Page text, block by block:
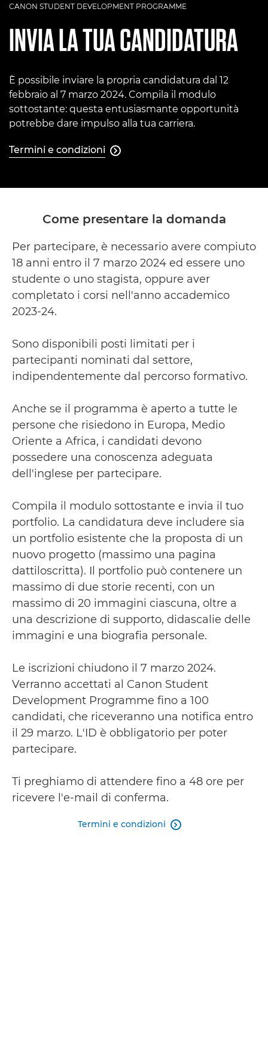
CANON STUDENT DEVELOPMENT PROGRAMME
INVIA LA TUA CANDIDATURA
È possibile inviare la propria candidatura dal 12
febbraio al 7 marzo 2024. Compila il modulo
sottostante: questa entusiasmante opportunità
potrebbe dare impulso alla tua carriera.
Termini e condizioni
Termini e condizioni

Come presentare la domanda
Per partecipare, è necessario avere compiuto
18 anni entro il 7 marzo 2024 ed essere uno
studente o uno stagista, oppure aver
completato i corsi nell'anno accademico
2023-24.
Sono disponibili posti limitati per i
partecipanti nominati dal settore,
indipendentemente dal percorso formativo.
Anche se il programma è aperto a tutte le
persone che risiedono in Europa, Medio
Oriente a Africa, i candidati devono
possedere una conoscenza adeguata
dell'inglese per partecipare.
Compila il modulo sottostante e invia il tuo
portfolio. La candidatura deve includere sia
un portfolio esistente che la proposta di un
nuovo progetto (massimo una pagina
dattiloscritta). Il portfolio può contenere un
massimo di due storie recenti, con un
massimo di 20 immagini ciascuna, oltre a
una descrizione di supporto, didascalie delle
immagini e una biografia personale.
Le iscrizioni chiudono il 7 marzo 2024.
Verranno accettati al Canon Student
Development Programme fino a 100
candidati, che riceveranno una notifica entro
il 29 marzo. L'ID è obbligatorio per poter
partecipare.
Ti preghiamo di attendere fino a 48 ore per
ricevere l'e-mail di conferma.
Termini e condizioni 